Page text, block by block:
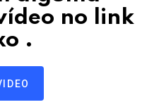
no link
.